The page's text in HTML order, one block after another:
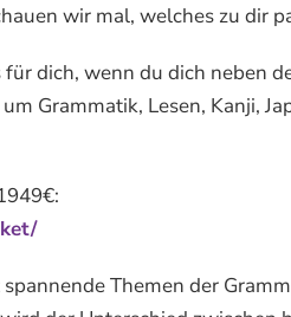
wir mal, welches zu dir
dich, wenn du dich neben
Grammatik, Lesen, Kanji,
Themen der